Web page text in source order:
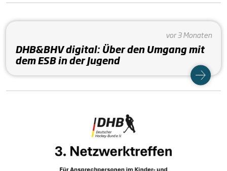
vor 3 Monaten
DHB&BHV digital: Über den Umgang mit
dem ESB in der Jugend